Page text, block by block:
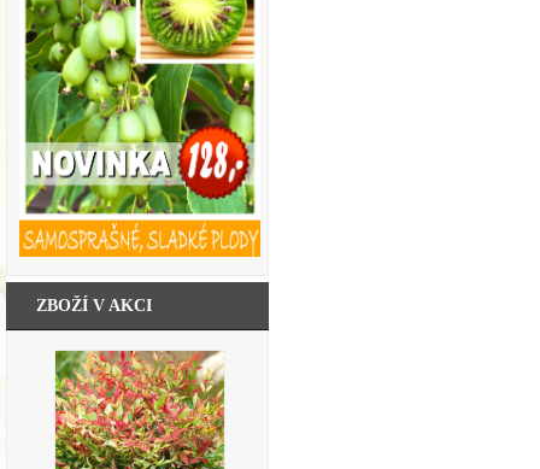
ZBOŽÍ V AKCI